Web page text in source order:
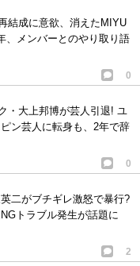
結成に意欲、消えたMIYU
、メンバーとのやり取り語
0
・大上邦博が芸人引退! ユ
ン芸人に転身も、2年で辞
0
二がブチギレ激怒で暴行?
トラブル発生が話題に
2